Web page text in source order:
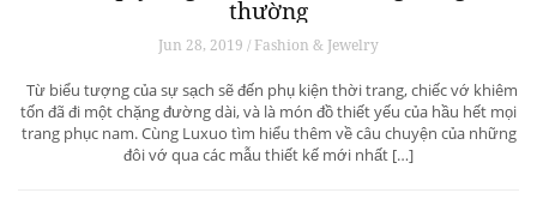
thường
Jun 28, 2019 / Fashion & Jewelry
Từ biểu tượng của sự sạch sẽ đến phụ kiện thời trang, chiếc vớ khiêm
tốn đã đi một chặng đường dài, và là món đồ thiết yếu của hầu hết mọi
trang phục nam. Cùng Luxuo tìm hiểu thêm về câu chuyện của những
đôi vớ qua các mẫu thiết kế mới nhất […]